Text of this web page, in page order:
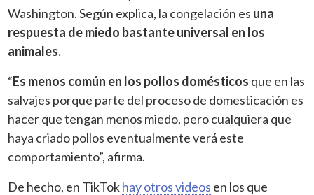
Washington. Según explica, la congelación es una
respuesta de miedo bastante universal en los
animales.
“Es menos común en los pollos domésticos que en las
salvajes porque parte del proceso de domesticación es
hacer que tengan menos miedo, pero cualquiera que
haya criado pollos eventualmente verá este
comportamiento”, afirma.
De hecho, en TikTokhay otros videos en los que